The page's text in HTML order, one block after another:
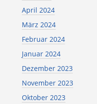
April 2024
März 2024
Februar 2024
Januar 2024
Dezember 2023
November 2023
Oktober 2023